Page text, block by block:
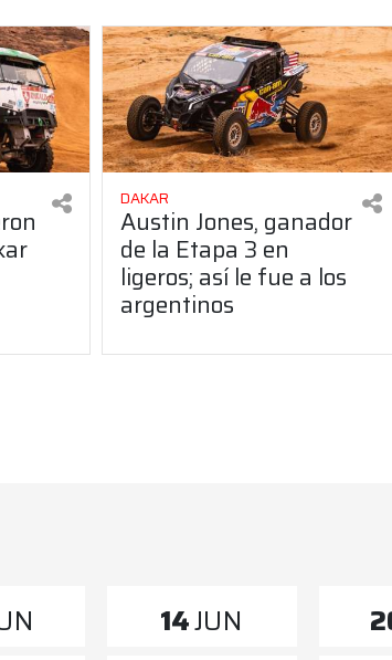
DAKAR
Austin Jones, ganador
de la Etapa 3 en
ligeros; así le fue a los
argentinos
14JUN